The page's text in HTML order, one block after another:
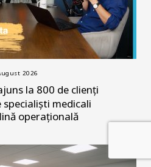
2026
la 800 de clienți
specialiști medicali
operațională